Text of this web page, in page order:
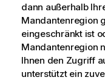
dann außerhalb
Mandantenregion
eingeschränkt ist
Mandantenregion
Ihnen den Zugriff
unterstützt ein